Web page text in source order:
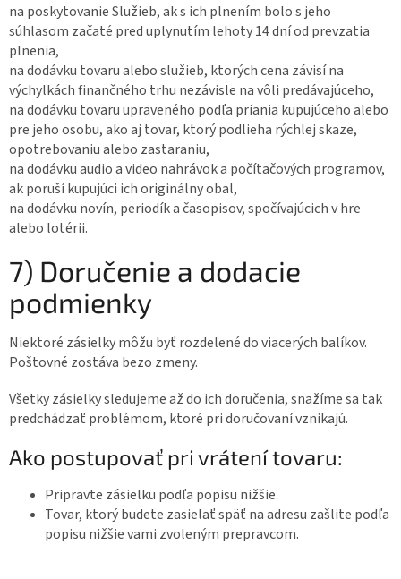
na poskytovanie Služieb, ak s ich plnením bolo s jeho
súhlasom začaté pred uplynutím lehoty 14 dní od prevzatia
plnenia,
na dodávku tovaru alebo služieb, ktorých cena závisí na
výchylkách finančného trhu nezávisle na vôli predávajúceho,
na dodávku tovaru upraveného podľa priania kupujúceho alebo
pre jeho osobu, ako aj tovar, ktorý podlieha rýchlej skaze,
opotrebovaniu alebo zastaraniu,
na dodávku audio a video nahrávok a počítačových programov,
ak poruší kupujúci ich originálny obal,
na dodávku novín, periodík a časopisov, spočívajúcich v hre
alebo lotérii.
7) Doručenie a dodacie
podmienky
Niektoré zásielky môžu byť rozdelené do viacerých balíkov.
Poštovné zostáva bezo zmeny.
Všetky zásielky sledujeme až do ich doručenia, snažíme sa tak
predchádzať problémom, ktoré pri doručovaní vznikajú.
Ako postupovať pri vrátení tovaru:
Pripravte zásielku podľa popisu nižšie.
Tovar, ktorý budete zasielať späť na adresu zašlite podľa
popisu nižšie vami zvoleným prepravcom.